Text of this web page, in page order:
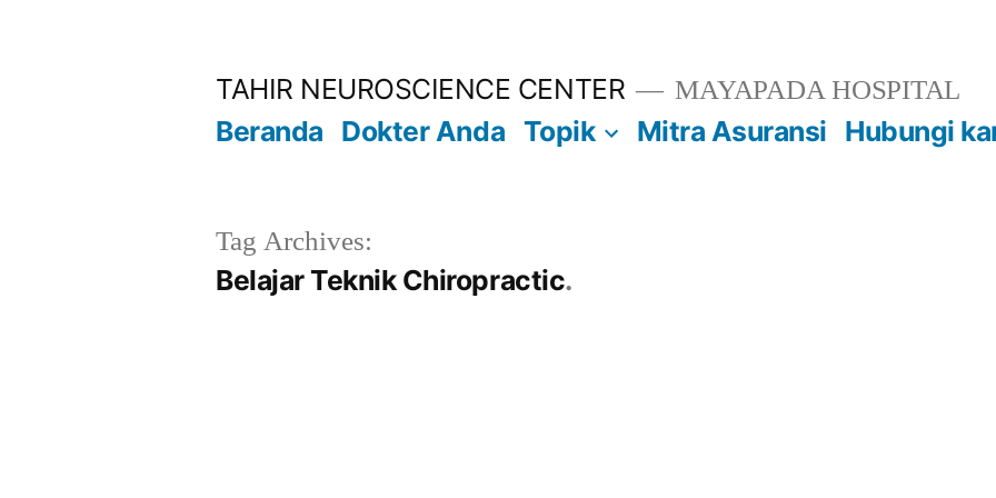
TAHIR NEUROSCIENCE CENTER MAYAPADA HOSPITAL
Beranda Dokter Anda Topik Mitra Asuransi Hubungi
Tag Archives:
Belajar Teknik Chiropractic